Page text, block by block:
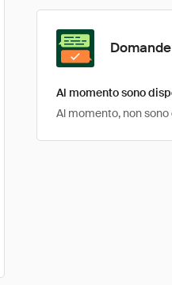
Al momento sono
Al momento, non